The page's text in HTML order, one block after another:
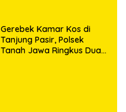
Gerebek Kamar Kos di
Tanjung Pasir, Polsek
Tanah Jawa Ringkus Dua